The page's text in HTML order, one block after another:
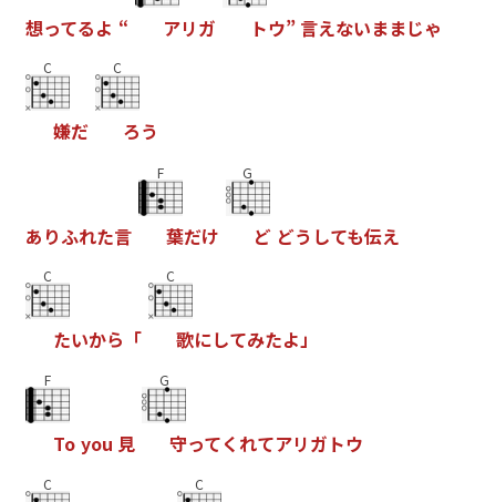
想ってるよ “ アリガ トウ” 言えないままじゃ
C
嫌だ
C
ろう
あ りふれた言
F
葉だけ
G
ど どう しても伝え
C
たいから 「
C
歌にしてみたよ」
F
To you 見
G
守ってく れてアリガ トウ
C C